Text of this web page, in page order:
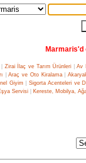
Marmaris'd
Zirai İlaç ve Tarım Ürünleri
Av
Araç ve Oto Kiralama
Giyim
Sigorta Acenteleri ve
Servisi Kereste, Mobilya,